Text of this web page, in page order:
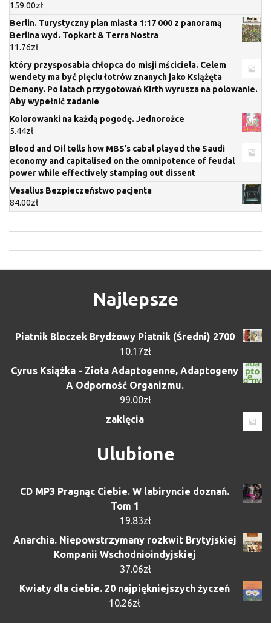
159.00zł
Berlin. Turystyczny plan miasta 1:17 000 z panoramą
Berlina wyd. Topkart & Terra Nostra
11.76zł
który przysposabia chłopca do misji mściciela. Celem
wendety ma być pięciu łotrów znanych jako Książęta
Demony. Po latach przygotowań Kirth wyrusza na polowanie.
Aby wypełnić zadanie
Kolorowanki na każdą pogodę. Jednorożce
5.44zł
Blood and Oil tells how MBS’s cabal played the Saudi
economy and capitalised on the omnipotence of feudal
power while effectively stamping out dissent
Vesalius Bezpieczeństwo pacjenta
84.00zł
Najlepsze
Piatnik Bloczek Brydżowy Piatnik (Średni) 2700
10.17zł
Cyrus Książka - Zioła Adaptogenne, Adaptogeny
A Odporność Organizmu.
99.00zł
zaklęcia
Ulubione
CD MP3 Pragnąc Ciebie. W labiryncie doznań.
Tom 1
19.83zł
Anarchia. Niepowstrzymany rozkwit Brytyjskiej
Kompanii Wschodnioindyjskiej
37.06zł
Kwiaty dla ciebie. 20 najpiękniejszych życzeń
10.26zł